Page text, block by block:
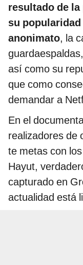
resultado de
su
anonimato, la
así como su
que como
demandar a
En el
realizadores de
te metas con
Hayut,
capturado en
actualidad está